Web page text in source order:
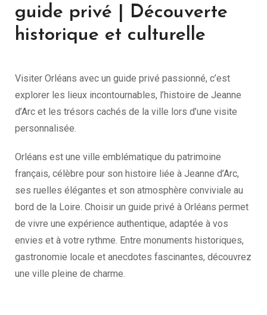
guide privé | Découverte
historique et culturelle
Visiter Orléans avec un guide privé passionné, c’est
explorer les lieux incontournables, l’histoire de Jeanne
d’Arc et les trésors cachés de la ville lors d’une visite
personnalisée.
Orléans est une ville emblématique du patrimoine
français, célèbre pour son histoire liée à Jeanne d’Arc,
ses ruelles élégantes et son atmosphère conviviale au
bord de la Loire. Choisir un guide privé à Orléans permet
de vivre une expérience authentique, adaptée à vos
envies et à votre rythme. Entre monuments historiques,
gastronomie locale et anecdotes fascinantes, découvrez
une ville pleine de charme.